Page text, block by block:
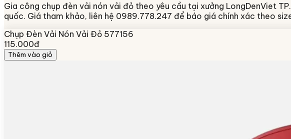
Gia công chụp đèn vải nón vải đỏ theo yêu cầu tại xưởng LongDenViet
quốc. Giá tham khảo, liên hệ 0989.778.247 để báo giá chính xác theo
Chụp Đèn Vải Nón Vải Đỏ 577156
115.000đ
Thêm vào giỏ